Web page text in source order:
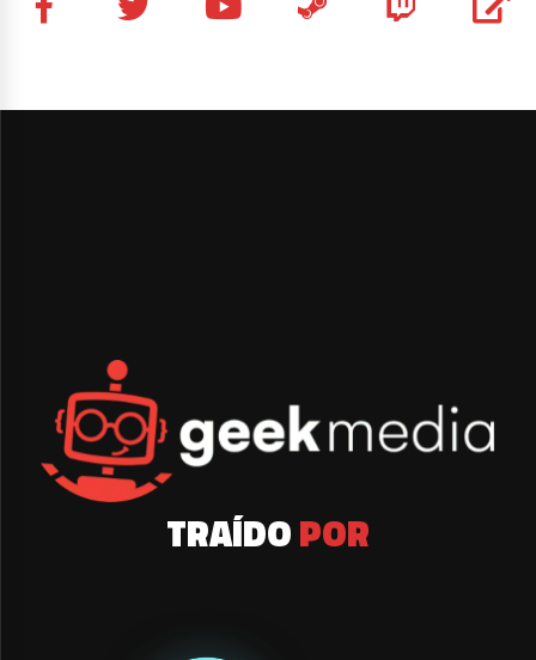
TRAÍDOPOR